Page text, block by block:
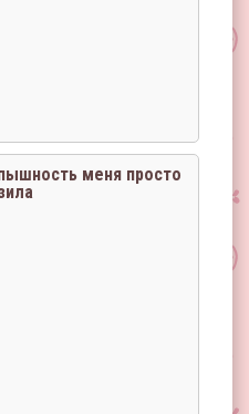
меня просто